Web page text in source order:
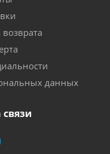
данных
связи